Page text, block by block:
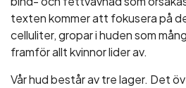
texten kommer att fokusera på
celluliter, gropar i huden som
framför allt kvinnor lider av.
Vår hud består av tre lager. Det